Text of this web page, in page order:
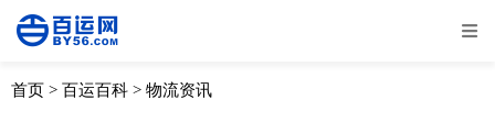
全部 物流资讯
首页 > 百运百科 > 物流资讯